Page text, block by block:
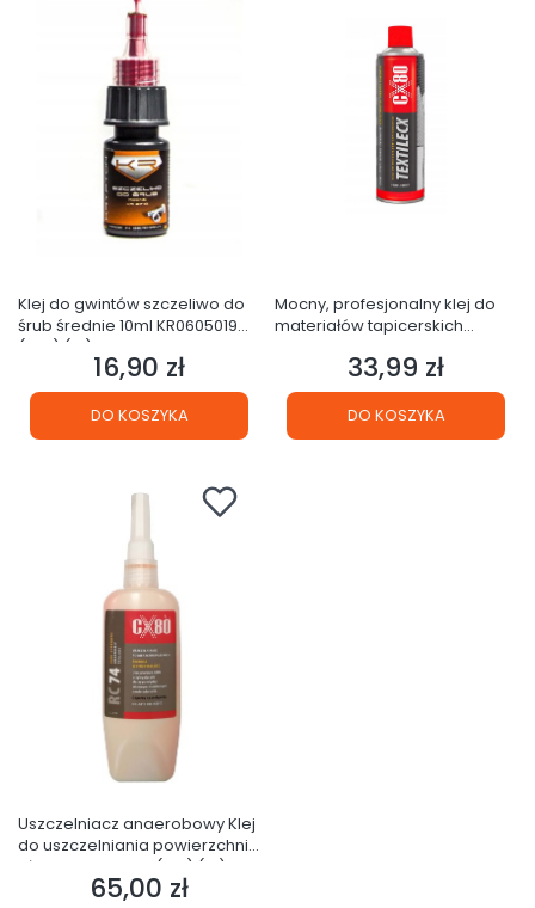
Klej do gwintów szczeliwo do
śrub średnie 10ml KR0605019
(32E) (S1) KR 2430
Cena
16,90 zł
DO KOSZYKA
Mocny, profesjonalny klej do
materiałów tapicerskich
(32D) (S1)Cena
33,99 zł
DO KOSZYKA
Uszczelniacz anaerobowy Klej
do uszczelniania powierzchni
płaskich CX RC74 (31B) (1S)
Cena
65,00 zł